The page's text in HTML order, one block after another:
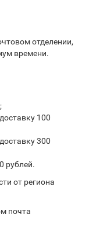
отделении,
времени.
100
300
рублей.
от региона
почта